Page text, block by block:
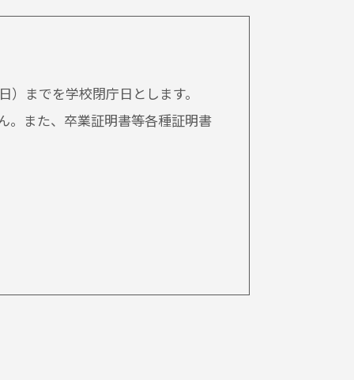
までを学校閉庁日とします。
。また、卒業証明書等各種証明書